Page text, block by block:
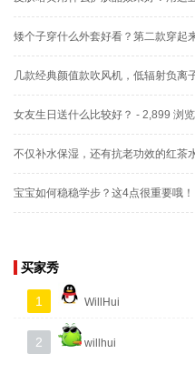
矮个子穿什么外套好看？第二款穿起
几款经典颜值款吹风机，低辐射负离
女友生日送什么比较好？ - 2,899 浏览
不仅补水保湿，还有抗老功效的红茶
宝宝如何稳稳学步？这4点很重要哦！
买家秀
1 WillHui
2 willhui